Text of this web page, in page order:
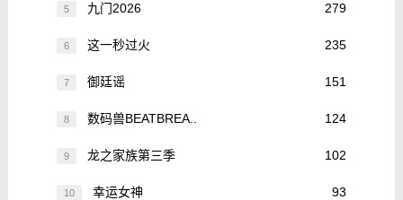
5 九门2026 279
6 这一秒过火 235
7 御廷谣 151
8 数码兽BEATBREA.. 124
9 龙之家族第三季 102
10 幸运女神 93